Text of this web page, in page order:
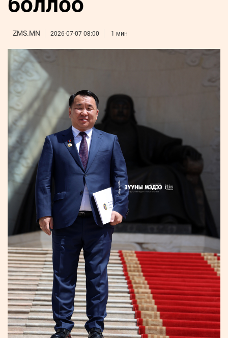
Нэвтрэх
Бизнес
Leaderships
УРЛАГ
ZMS.MN 2026-07-07 08:00 1 мин